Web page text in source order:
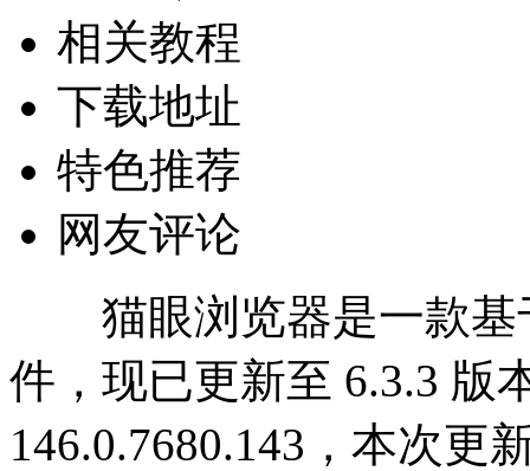
相关教程
下载地址
特色推荐
网友评论
猫眼浏览器是一款基
件，现已更新至 6.3.3 版
146.0.7680.143，本次更